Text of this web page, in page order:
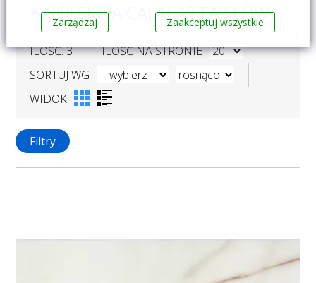
KOLEKCJA CALACATTA SLOW
ILOŚĆ: 3
ILOŚĆ NA STRONIE
SORTUJ WG
WIDOK
Filtry
Zarządzaj Zaakceptuj wszystkie